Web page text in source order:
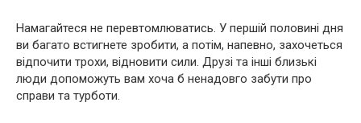
Намагайтеся не перевтомлюватись. У першій половині дня
ви багато встигнете зробити, а потім, напевно, захочеться
відпочити трохи, відновити сили. Друзі та інші близькі
люди допоможуть вам хоча б ненадовго забути про
справи та турботи.